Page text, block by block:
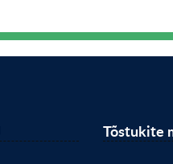
Tõstukite